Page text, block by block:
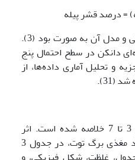
طرح آماری از نوع کاملاً تصادفی و مدل آن به صورت بود (3).
دانکن در سطح احتمال پنج
و تحلیل آماری داده‌ها، از
(31).
نتایج این آزمایش در جداول 3 تا 7 خلاصه شده است. اثر
تیمارهای مورد بررسی بر مواد مغذی برگ توت، در جدول 3